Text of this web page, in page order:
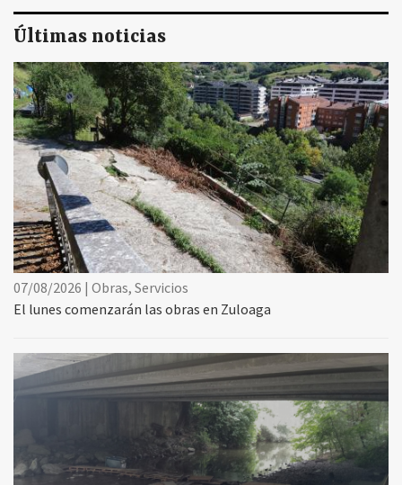
Últimas noticias
07/08/2026 | Obras, Servicios
El lunes comenzarán las obras en Zuloaga